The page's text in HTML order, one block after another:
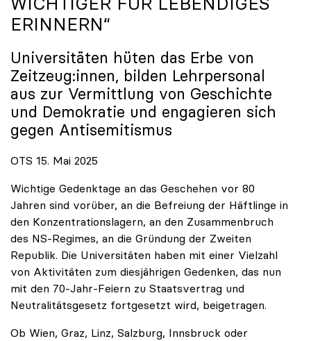
ERINNERN“
Universitäten hüten das Erbe von
Zeitzeug:innen, bilden Lehrpersonal
aus zur Vermittlung von Geschichte
und Demokratie und engagieren sich
gegen Antisemitismus
OTS 15. Mai 2025
Wichtige Gedenktage an das Geschehen vor 80
Jahren sind vorüber, an die Befreiung der Häftlinge in
den Konzentrationslagern, an den Zusammenbruch
des NS-Regimes, an die Gründung der Zweiten
Republik. Die Universitäten haben mit einer Vielzahl
von Aktivitäten zum diesjährigen Gedenken, das nun
mit den 70-Jahr-Feiern zu Staatsvertrag und
Neutralitätsgesetz fortgesetzt wird, beigetragen.
Ob Wien, Graz, Linz, Salzburg, Innsbruck oder